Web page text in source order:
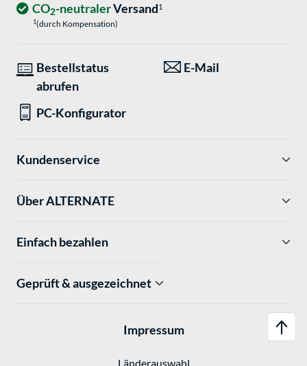
CO2-neutralerVersand1
1(durch Kompensation)
Bestellstatus
abrufen
E-Mail
PC-Konfigurator
Kundenservice
Über ALTERNATE
Einfach bezahlen
Geprüft & ausgezeichnet
Impressum
Länderauswahl